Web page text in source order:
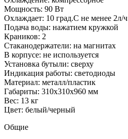
Мощность: 90 Вт
Охлаждает: 10 град.С не менее 2л/ч
Подача воды: нажатием кружкой
Краников: 2
Стаканодержатели: на магнитах
В корпусе: не используется
Установка бутыли: сверху
Индикация работы: светодиоды
Материал: металл/пластик
Габариты: 310x310x960 мм
Вес: 13 кг
Цвет: белый/черный
Общие